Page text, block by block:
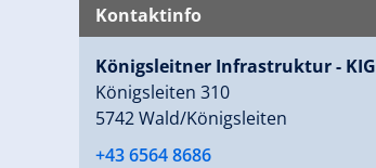
Kontaktinfo
Königsleitner Infrastruktur - KIG
Königsleiten 310
5742 Wald/Königsleiten
+43 6564 8686